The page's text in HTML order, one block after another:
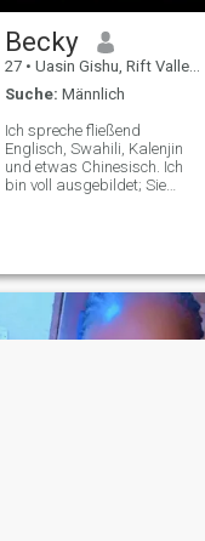
Becky
27 • Uasin Gishu, Rift Valley, Kenia
Suche: Männlich
Ich spreche fließend
Englisch, Swahili, Kalenjin
und etwas Chinesisch. Ich
bin voll ausgebildet; Sie
gedacht hast. Ich schätze
Ehrlichkeit, Respekt und
Familientraditionen und
strebe nach einer echten,